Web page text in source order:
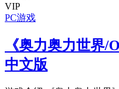
VIP
PC游戏
《奥力奥力世界
中文版